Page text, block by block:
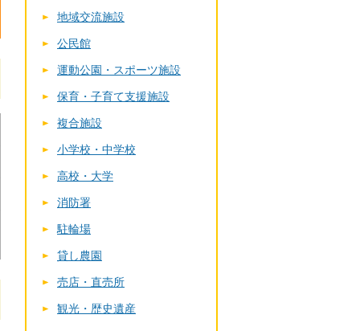
地域交流施設
公民館
運動公園・スポーツ施設
保育・子育て支援施設
複合施設
小学校・中学校
高校・大学
消防署
駐輪場
貸し農園
売店・直売所
観光・歴史遺産